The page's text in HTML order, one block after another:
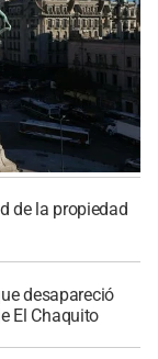
de la propiedad
desapareció
El Chaquito